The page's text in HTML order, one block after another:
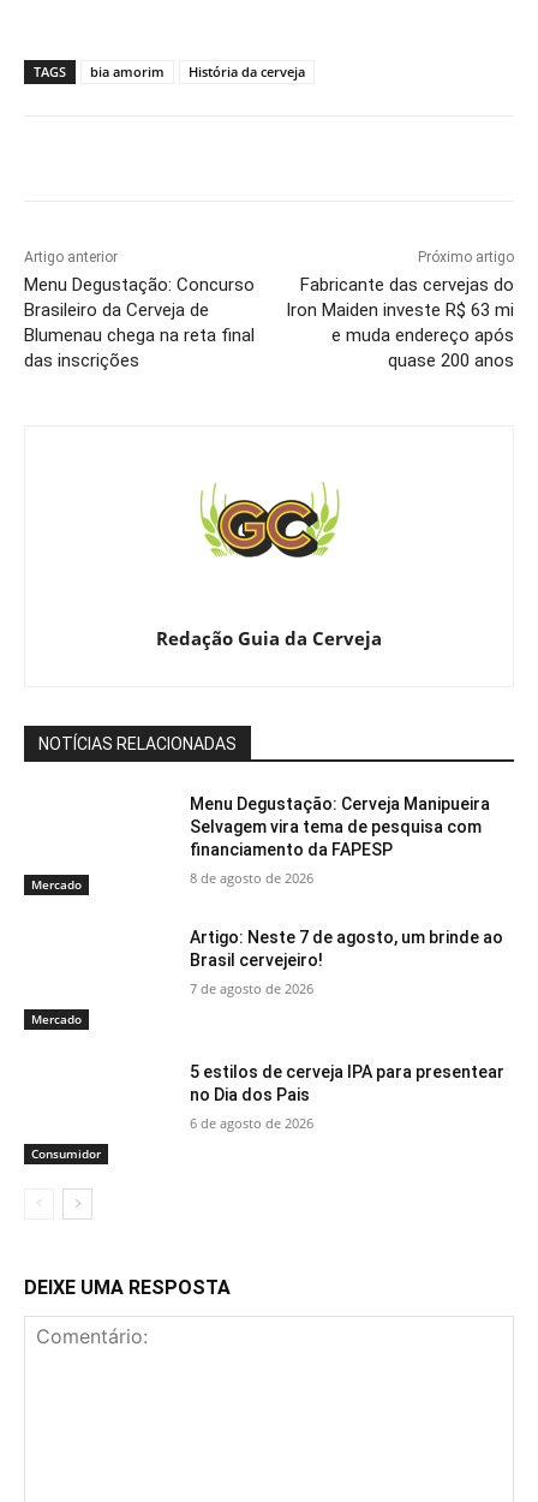
TAGS bia amorim História da cerveja
Artigo anterior
Menu Degustação: Concurso
Brasileiro da Cerveja de
Blumenau chega na reta final
das inscrições
Próximo artigo
Fabricante das cervejas do
Iron Maiden investe R$ 63 mi
e muda endereço após
quase 200 anos
Redação Guia da Cerveja
NOTÍCIAS RELACIONADAS
Mercado
Menu Degustação: Cerveja Manipueira
Selvagem vira tema de pesquisa com
financiamento da FAPESP
8 de agosto de 2026
Mercado
Artigo: Neste 7 de agosto, um brinde ao
Brasil cervejeiro!
7 de agosto de 2026
Consumidor
5 estilos de cerveja IPA para presentear
no Dia dos Pais
6 de agosto de 2026
DEIXE UMA RESPOSTA